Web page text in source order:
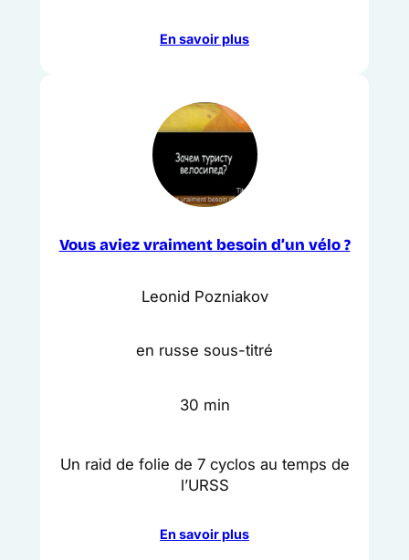
En savoir plus
Vous aviez vraiment besoin d’un vélo ?
Leonid Pozniakov
en russe sous-titré
30 min
Un raid de folie de 7 cyclos au temps de
l’URSS
En savoir plus